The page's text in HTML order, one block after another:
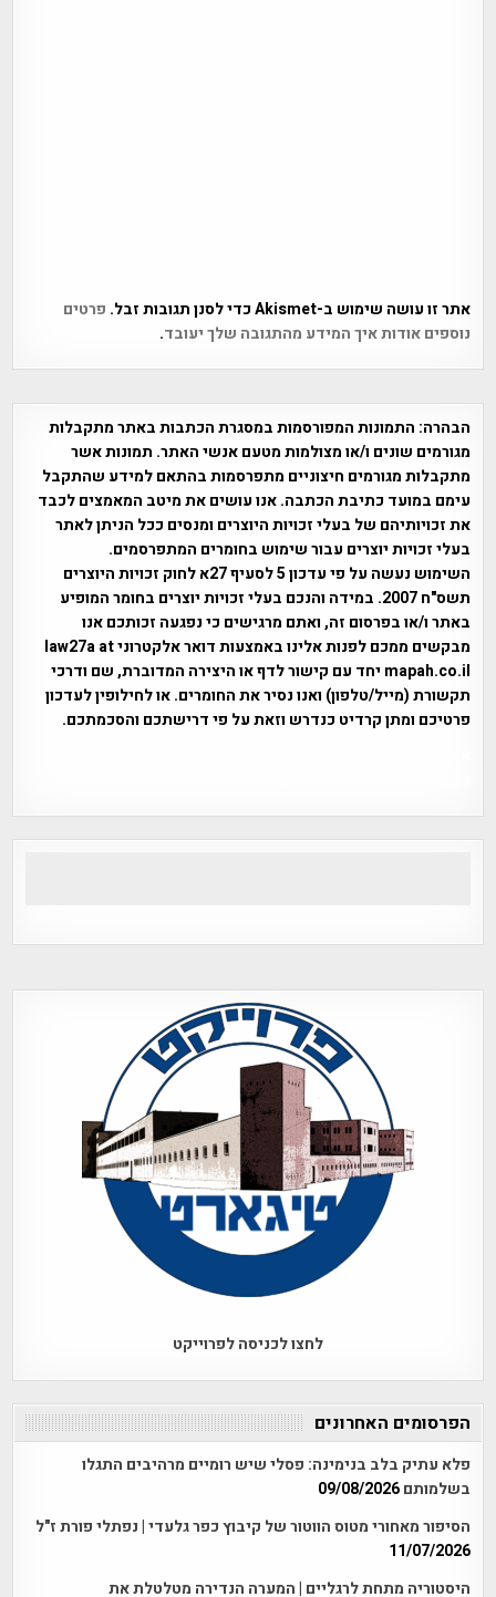
אתר זו עושה שימוש ב-Akismet כדי לסנן תגובות זבל.
פרטים
נוספים אודות איך המידע מהתגובה שלך יעובד.
הבהרה: התמונות המפורסמות במסגרת הכתבות באתר מתקבלות
מגורמים שונים ו/או מצולמות מטעם אנשי האתר. תמונות אשר
מתקבלות מגורמים חיצוניים מתפרסמות בהתאם למידע שהתקבל
עימם במועד כתיבת הכתבה. אנו עושים את מיטב המאמצים לכבד
את זכויותיהם של בעלי זכויות היוצרים ומנסים ככל הניתן לאתר
בעלי זכויות יוצרים עבור שימוש בחומרים המתפרסמים.
השימוש נעשה על פי עדכון 5 לסעיף 27א לחוק זכויות היוצרים
תשס"ח 2007. במידה והנכם בעלי זכויות יוצרים בחומר המופיע
באתר ו/או בפרסום זה, ואתם מרגישים כי נפגעה זכותכם אנו
מבקשים ממכם לפנות אלינו באמצעות דואר אלקטרוני law27a at
mapah.co.il יחד עם קישור לדף או היצירה המדוברת, שם ודרכי
תקשורת (מייל/טלפון) ואנו נסיר את החומרים. או לחילופין לעדכון
פרטיכם ומתן קרדיט כנדרש וזאת על פי דרישתכם והסכמתכם.
לחצו לכניסה לפרוייקט
הפרסומים האחרונים
פלא עתיק בלב בנימינה: פסלי שיש רומיים מרהיבים התגלו
בשלמותם 09/08/2026
הסיפור מאחורי מטוס הווטור של קיבוץ כפר גלעדי | נפתלי פורת ז"ל
11/07/2026
היסטוריה מתחת לרגליים | המערה הנדירה מטלטלת את